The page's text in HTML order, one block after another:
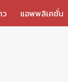
ว แอพพลิเคชั่น